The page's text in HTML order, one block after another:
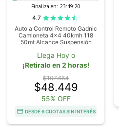
Finaliza en: 23:49:20
4.7
Auto a Control Remoto Gadnic
Camioneta 4x4 40kmh 118
50mt Alcance Suspensión
Llega Hoy o
¡Retiralo en 2 horas!
$107.664
$48.449
55% OFF
DESDE 6 CUOTAS SIN INTERÉS